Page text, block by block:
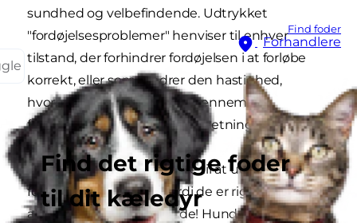
Find foder
Forhandlere
Find det rigtige foder
til dit kæledyr
sundhed og velbefindende. Udtrykket
"fordøjelsesproblemer" henviser til enhver
tilstand, der forhindrer fordøjelsen i at forløbe
korrekt, eller som ændrer den hastighed,
hvormed maden passerer gennem
fordøjelseskanalen – i begge retninger.
Hunde er særligt tilbøjelige til at udvikle
fordøjelsesproblemer, fordi de er rigtig gode til
at spise ting, de ikke burde! Hunde spiser